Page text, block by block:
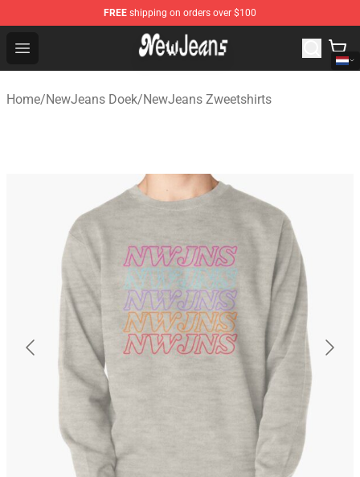
FREE shipping on orders over $100
Open menu
NewJeans Store - Official NewJeans Merchandise Shop
Home/NewJeans Doek/NewJeans Zweetshirts